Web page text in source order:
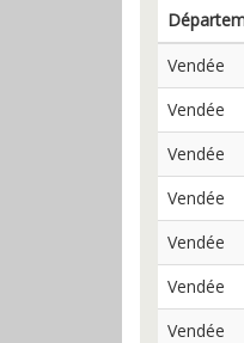
Vendée
Vendée
Vendée
Vendée
Vendée
Vendée
Vendée